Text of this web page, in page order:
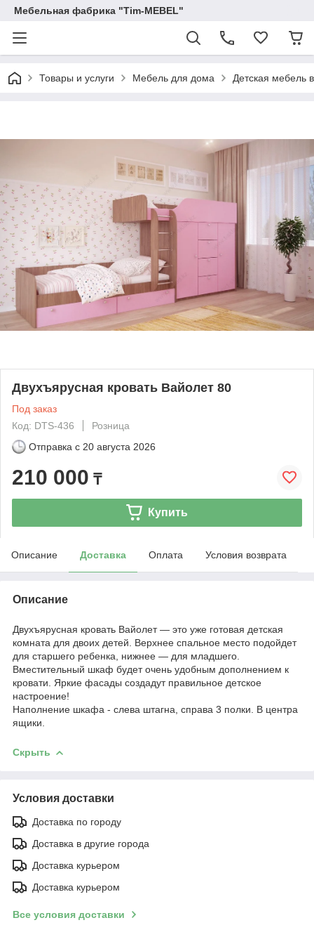
Мебельная фабрика "Tim-MEBEL"
Товары и услуги Мебель для дома Детская мебель
Двухъярусная кровать Вайолет 80
Под заказ
Код: DTS-436
Розница
Отправка с 20 августа 2026
210 000 ₸
Купить
Описание Доставка Оплата Условия возврата
Описание
Двухъярусная кровать Вайолет— это уже готовая детская
комната для двоих детей. Верхнее спальное место подойдет
для старшего ребенка, нижнее — для младшего.
Вместительный шкаф будет очень удобным дополнением к
кровати. Яркие фасады создадут правильное детское
настроение!
Наполнение шкафа - слева штагна, справа 3 полки. В центра
ящики.
Скрыть
Условия доставки
Доставка по городу
Доставка в другие города
Доставка курьером
Доставка курьером
Все условия доставки